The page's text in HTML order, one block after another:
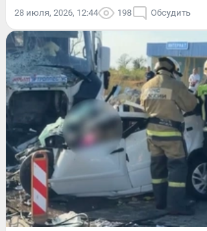
28 июля, 2026, 12:44 198 Обсудить